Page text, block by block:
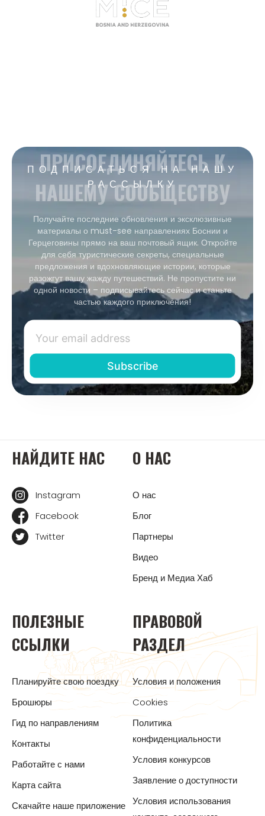
ПОДПИСАТЬСЯ НА НАШУ
РАССЫЛКУ
ПРИСОЕДИНЯЙТЕСЬ К
НАШЕМУ СООБЩЕСТВУ
Получайте последние обновления и эксклюзивные
материалы о must-see направлениях Боснии и
Герцеговины прямо на ваш почтовый ящик. Откройте
для себя туристические секреты, специальные
предложения и вдохновляющие истории, которые
разожгут вашу жажду путешествий. Не пропустите ни
одной новости – подписывайтесь сейчас и станьте
частью каждого приключения!
НАЙДИТЕ НАС
Instagram
Facebook
Twitter
О НАС
О нас
Блог
Партнеры
Видео
Бренд и Медиа Хаб
ПОЛЕЗНЫЕ
ССЫЛКИ
Планируйте свою поездку
Брошюры
Гид по направлениям
Контакты
Работайте с нами
Карта сайта
Скачайте наше приложение
ПРАВОВОЙ
РАЗДЕЛ
Условия и положения
Cookies
Политика
конфиденциальности
Условия конкурсов
Заявление о доступности
Условия использования